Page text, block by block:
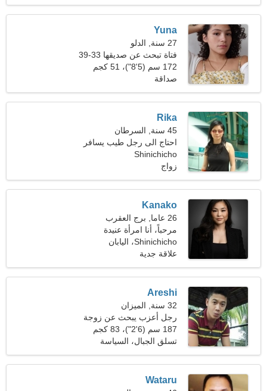
Yuna
27 سنة, الدلو
فتاة تبحث عن صديقها 33-39
172 سم (5'8")، 51 كجم
(112 رطلا)
صداقة
Rika
45 سنة, السرطان
احتاج الى رجل طيب يسافر
معا
Shinichicho
زواج
Kanako
26 عاما, برج العقرب
مرحباً، أنا امرأة عنيدة
Shinichicho، اليابان
علاقة جدية
Areshi
32 سنة, الميزان
رجل أعزب يبحث عن زوجة
25-29
187 سم (6'2")، 83 كجم
(182 رطلا)
تسلق الجبال، السياسة
والقانون
Wataru